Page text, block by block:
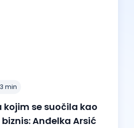
3 min
kojim se suočila kao
Anđelka Arsić